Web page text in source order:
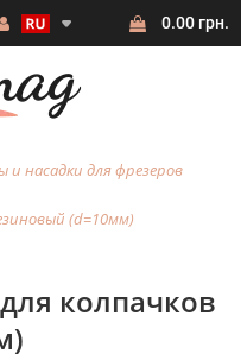
0.00 грн.
и насадки для фрезеров
(d=10мм)
колпачков